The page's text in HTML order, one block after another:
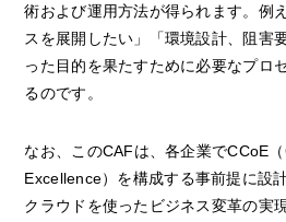
術および運用方法が得られます。例
スを展開したい」「環境設計、阻害
った目的を果たすために必要なプロ
るのです。
なお、このCAFは、各企業でCCoE
Excellence）を構成する事前提に設
クラウドを使ったビジネス変革の実